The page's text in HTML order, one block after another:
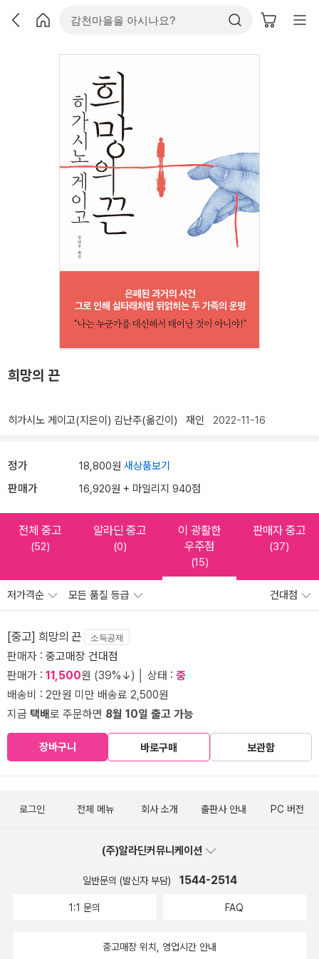
희망의 끈
히가시노 게이고(지은이) 김난주(옮긴이) 재인 2022-11-16
정가 18,800원 새상품보기
판매가 16,920원 + 마일리지 940점
전체 중고
(52)
알라딘 중고
(0)
이 광활한
우주점
(15)
판매자 중고
(37)
저가격순 모든 품질 등급 건대점
[중고] 희망의 끈 소득공제
판매자 : 중고매장 건대점
판매가 : 11,500원 (39%↓) │ 상태 : 중
배송비 : 2만원 미만 배송료 2,500원
지금 택배로 주문하면 8월 10일 출고 가능
장바구니 바로구매 보관함
로그인 전체 메뉴 회사 소개 출판사 안내 PC 버전
(주)알라딘커뮤니케이션
일반문의 (발신자 부담) 1544-2514
1:1 문의 FAQ
중고매장 위치, 영업시간 안내